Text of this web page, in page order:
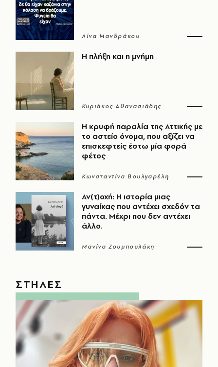
Λίνα Μανδράκου
Η πλήξη και η μνήμη
Κυριάκος Αθανασιάδης
Η κρυφή παραλία της Αττικής με
το αστείο όνομα, που αξίζει να
επισκεφτείς έστω μία φορά
φέτος
Κωνσταντίνα Βουλγαρέλη
Αν(τ)οχή: Η ιστορία μιας
γυναίκας που αντέχει σχεδόν τα
πάντα. Μέχρι που δεν αντέχει
άλλο.
Μανίνα Ζουμπουλάκη
ΣΤΗΛΕΣ